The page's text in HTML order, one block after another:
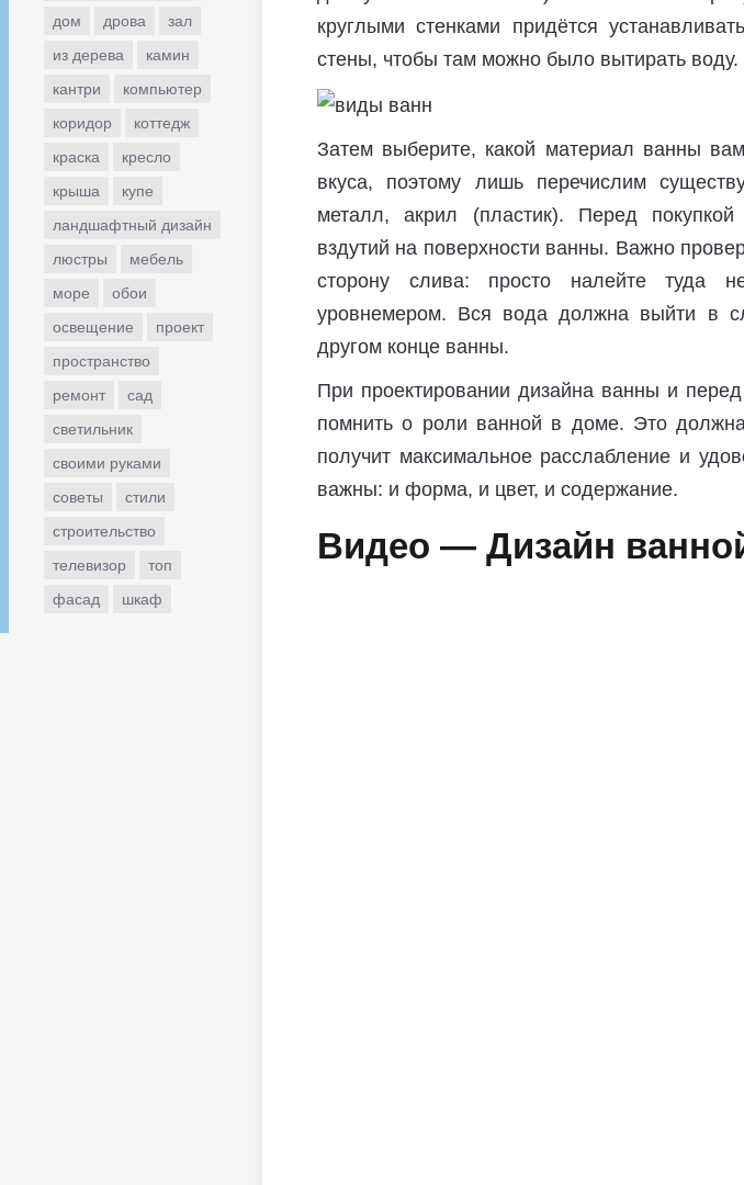
дом
дрова
зал
из дерева
камин
кантри
компьютер
коридор
коттедж
краска
кресло
крыша
купе
ландшафтный дизайн
люстры
мебель
море
обои
освещение
проект
пространство
ремонт
сад
светильник
своими руками
советы
стили
строительство
телевизор
топ
фасад
шкаф
круглыми стенками придётся
стены, чтобы там можно было вытирать воду.
Затем выберите, какой материал ванны
вкуса, поэтому лишь перечислим
металл, акрил (пластик). Перед
вздутий на поверхности ванны. Важно
сторону слива: просто налейте туда
уровнемером. Вся вода должна выйти в
другом конце ванны.
При проектировании дизайна ванны и перед
помнить о роли ванной в доме. Это
получит максимальное расслабление и
важны: и форма, и цвет, и содержание.
Видео — Дизайн